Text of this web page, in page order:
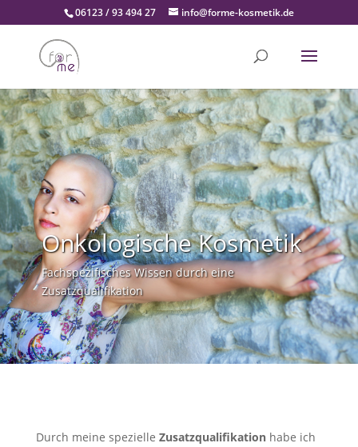
06123 / 93 494 27 info@forme-kosmetik.de
Onkologische Kosmetik
Fachspezifisches Wissen durch eine
Zusatzqualifikation
Durch meine spezielle Zusatzqualifikationhabe ich